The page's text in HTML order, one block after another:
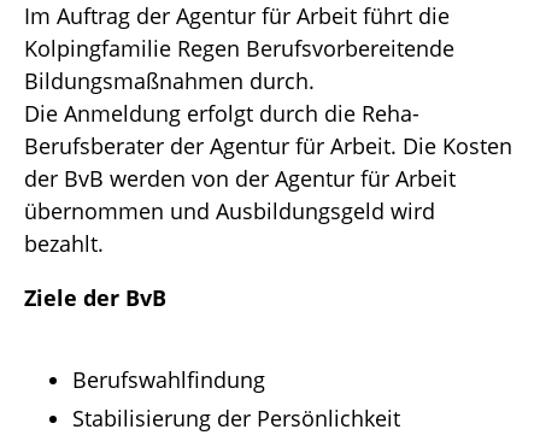
Im Auftrag der Agentur für Arbeit führt die
Kolpingfamilie Regen Berufsvorbereitende
Bildungsmaßnahmen durch.
Die Anmeldung erfolgt durch die Reha-
Berufsberater der Agentur für Arbeit. Die Kosten
der BvB werden von der Agentur für Arbeit
übernommen und Ausbildungsgeld wird
bezahlt.
Ziele der BvB
Berufswahlfindung
Stabilisierung der Persönlichkeit